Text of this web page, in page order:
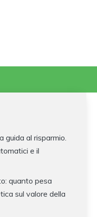
guida al risparmio.
e il
quanto pesa
sul valore della